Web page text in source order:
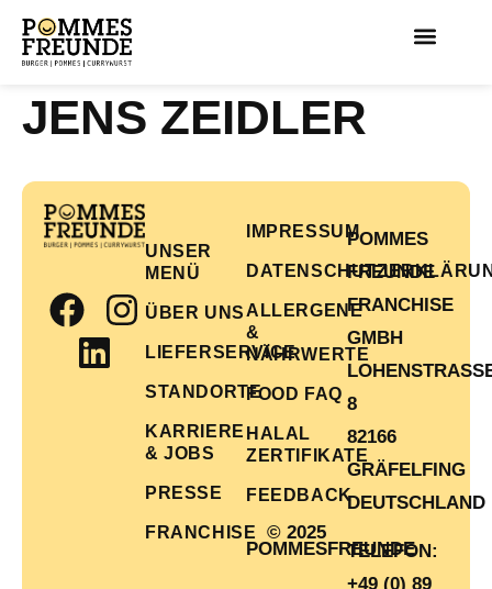
JENS ZEIDLER
UNSER
MENÜ
ÜBER UNS
LIEFERSERVICE
STANDORTE
KARRIERE
& JOBS
PRESSE
FRANCHISE
IMPRESSUM
ALLERGENE
&
NÄHRWERTE
FOOD FAQ
HALAL
ZERTIFIKATE
FEEDBACK
© 2025
POMMESFREUNDE
POMMES
FREUNDE
FRANCHISE
GMBH
LOHENSTRASSE
82166
GRÄFELFING
DEUTSCHLAND
TELEFON:
+49 (0) 89